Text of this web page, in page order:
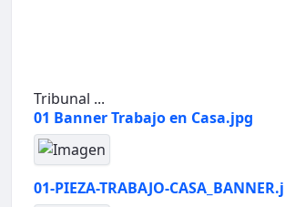
Tribunal ...
01 Banner Trabajo en Casa.jpg
01-PIEZA-TRABAJO-